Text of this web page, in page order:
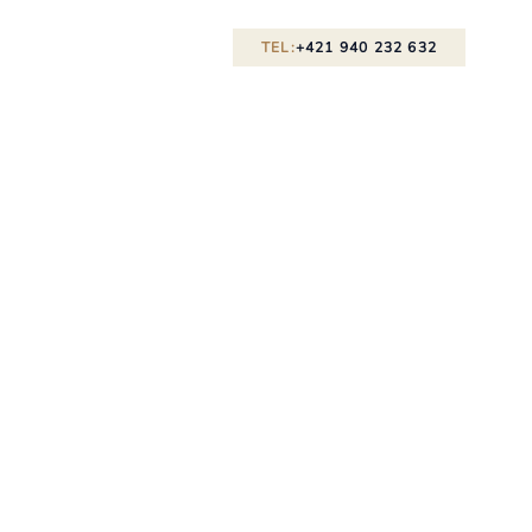
TEL:+421 940 232 632